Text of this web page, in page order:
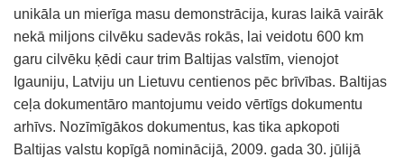
unikāla un mierīga masu demonstrācija, kuras laikā vairāk
nekā miljons cilvēku sadevās rokās, lai veidotu 600 km
garu cilvēku ķēdi caur trim Baltijas valstīm, vienojot
Igauniju, Latviju un Lietuvu centienos pēc brīvības. Baltijas
ceļa dokumentāro mantojumu veido vērtīgs dokumentu
arhīvs. Nozīmīgākos dokumentus, kas tika apkopoti
Baltijas valstu kopīgā nominācijā, 2009. gada 30. jūlijā